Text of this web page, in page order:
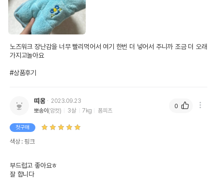
노즈워크 장난감을 너무 빨리먹어서 여기 한번 더 넣어서 주니까 조금 더 오래
가지고놀아요
#상품후기
띠옹
2023.09.23
뽀송이 (암컷) 3살 7kg 폼피츠
첫구매
색상 : 핑크
부드럽고 좋아요ㅎ
잘 합니다
0